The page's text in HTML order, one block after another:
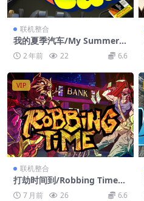
联机整合
我的夏季汽车/My Summer C
ar/支持网络联机
2 年前 22 6.6
VIP
联机整合
打劫时间到/Robbing Time/
支持网络联机
7 月前 26 6.6